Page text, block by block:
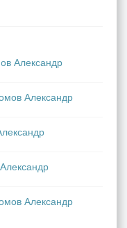
Александр
Александр
Александр